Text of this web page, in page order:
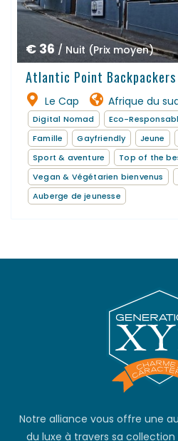
€ 36 / Nuit (Prix moyen)
Atlantic Point
Le Cap Afrique du
Digital Nomad Eco-
Famille
Gayfriendly Jeune
Sport & aventure
Top of the
Vegan & Végétarien bienvenus
Auberge de jeunesse
Notre alliance vous offre une
du luxe à travers sa collection